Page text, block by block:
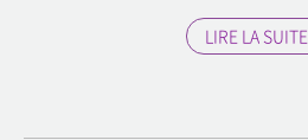
LIRE LA SUITE